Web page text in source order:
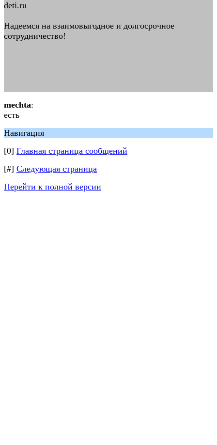
deti.ru
Надеемся на взаимовыгодное и долгосрочное
сотрудничество!
mechta:
есть
Навигация
[0] Главная страница сообщений
[#] Следующая страница
Перейти к полной версии